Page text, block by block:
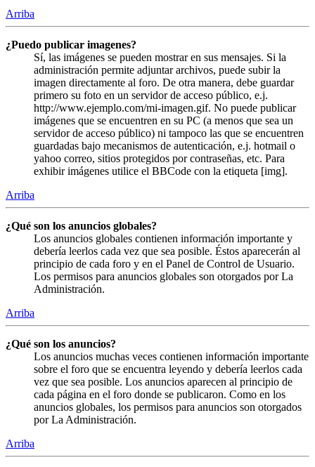
Arriba
¿Puedo publicar imagenes?
Sí, las imágenes se pueden mostrar en sus mensajes. Si la
administración permite adjuntar archivos, puede subir la
imagen directamente al foro. De otra manera, debe guardar
primero su foto en un servidor de acceso público, e.j.
http://www.ejemplo.com/mi-imagen.gif. No puede publicar
imágenes que se encuentren en su PC (a menos que sea un
servidor de acceso público) ni tampoco las que se encuentren
guardadas bajo mecanismos de autenticación, e.j. hotmail o
yahoo correo, sitios protegidos por contraseñas, etc. Para
exhibir imágenes utilice el BBCode con la etiqueta [img].
Arriba
¿Qué son los anuncios globales?
Los anuncios globales contienen información importante y
debería leerlos cada vez que sea posible. Éstos aparecerán al
principio de cada foro y en el Panel de Control de Usuario.
Los permisos para anuncios globales son otorgados por La
Administración.
Arriba
¿Qué son los anuncios?
Los anuncios muchas veces contienen información importante
sobre el foro que se encuentra leyendo y debería leerlos cada
vez que sea posible. Los anuncios aparecen al principio de
cada página en el foro donde se publicaron. Como en los
anuncios globales, los permisos para anuncios son otorgados
por La Administración.
Arriba